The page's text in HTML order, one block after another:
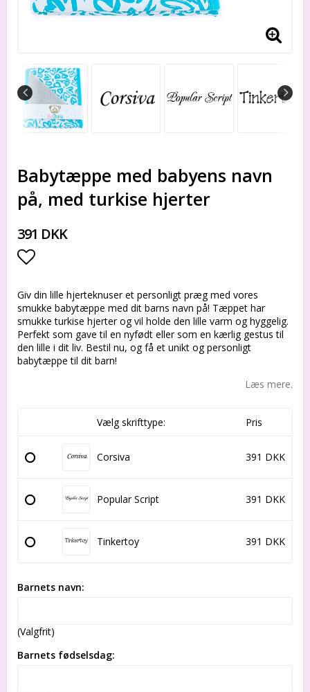
Babytæppe med babyens navn
på, med turkise hjerter
391 DKK
Add to list of favorites
Giv din lille hjerteknuser et personligt præg med vores
smukke babytæppe med dit barns navn på! Tæppet har
smukke turkise hjerter og vil holde den lille varm og hyggelig.
Perfekt som gave til en nyfødt eller som en kærlig gestus til
den lille i dit liv. Bestil nu, og få et unikt og personligt
babytæppe til dit barn!
Læs mere.
Vælg skrifttype: Pris
Corsiva 391 DKK
Popular Script 391 DKK
Tinkertoy 391 DKK
Barnets navn:
(Valgfrit)
Barnets fødselsdag: